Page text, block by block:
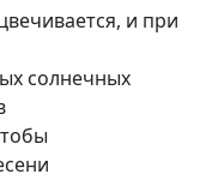
и при
солнечных